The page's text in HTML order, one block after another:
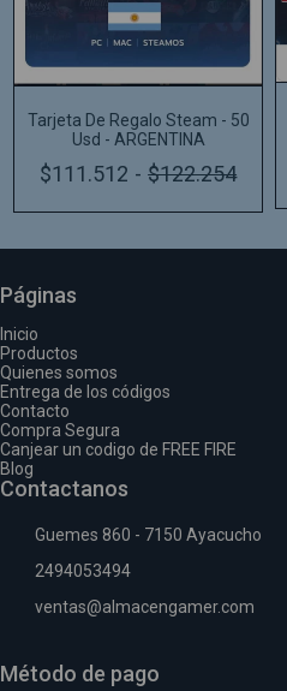
Tarjeta De Regalo Steam - 50
Usd - ARGENTINA
$111.512 - $122.254
Páginas
Inicio
Productos
Quienes somos
Entrega de los códigos
Contacto
Compra Segura
Canjear un codigo de FREE FIRE
Blog
Contactanos
Guemes 860 - 7150 Ayacucho
2494053494
ventas@almacengamer.com
Método de pago